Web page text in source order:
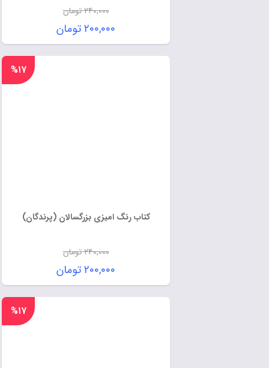
۲۴۰,۰۰۰تومان
۲۰۰,۰۰۰تومان
کتاب رنگ امیزی بزرگسالان (پرندگان)
۲۴۰,۰۰۰تومان
۲۰۰,۰۰۰تومان
%۱۷
%۱۷